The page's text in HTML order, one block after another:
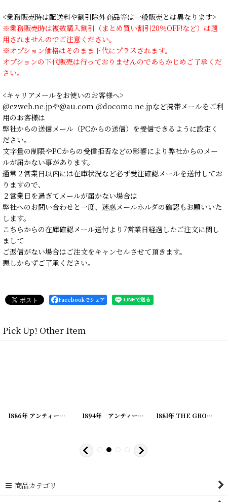
<業務販売時は配送料や割引除外商品等は一般販売とは異なります>
※業務販売時は複数購入割引（まとめ買い割引20％OFF!など）は適
用されませんのでご注意ください。
※オプション価格はそのまま下代にプラスされます。
オプションの下代販売は行っておりませんのであらかじめご了承くだ
さい。
<キャリアメールをお使いのお客様へ>
@ezweb.ne.jpや@au.com ＠docomo.ne.jpなど携帯メールをご利
用のお客様は
弊社からの送信メール（PCからの送信）を受信できるように設定く
ださい。
文字量の制限やPCからの受信拒否などの影響により弊社からのメー
ルが届かない事があります。
通常２営業日以内には在庫状況など必ず受注確認メールを送付してお
りますので、
２営業日を過ぎてメールが届かない場合は
弊社へのお問い合わせと一度、迷惑メールホルダの確認もお願いいた
します。
こちらからの在庫確認メール送付より7営業日経過したご注文に関し
まして
ご返信がない場合はご注文をキャンセルさせて頂きます。
悪しからずご了承ください。
Facebookでシェア
Pick Up! Other Item
] [ 20200414-3 [20200414-4
1886年 アンティーク医学書 THE ELECTIC GUIDE TO HEALTH [
1894年 アンティーク BOOK GEMS POETS 1881年 THE GROWING WORLD 分厚いアンティーク BOOK
商品カテゴリ